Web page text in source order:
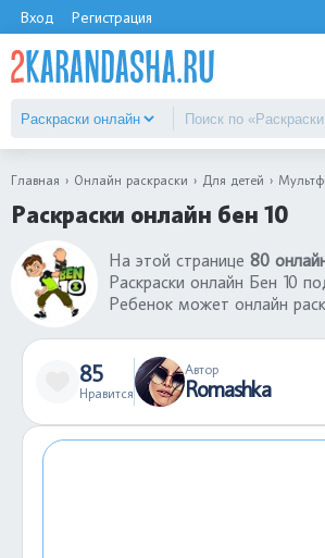
Вход Регистрация
Главная Онлайн раскраски Для детей
Раскраски онлайн бен 10
На этой странице 80
Раскраски онлайн Бен 10
Ребенок может онлайн
телефона. Такие игры в
только хорошее
развитие творческих
раскрасок онлайн Бен 10
понимать сочетание
85
Нравится
Автор
Romashka